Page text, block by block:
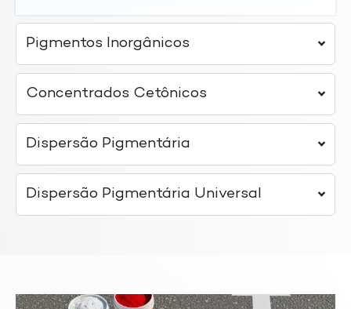
Pigmentos Inorgânicos
Concentrados Cetônicos
Dispersão Pigmentária
Dispersão Pigmentária Universal